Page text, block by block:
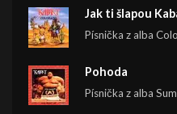
Jak ti šlapou
Písnička z alba
Pohoda
Písnička z alba